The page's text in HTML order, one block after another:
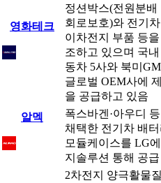
영화테크
정션박스(전원분배
회로보호)와 전기차
이차전지 부품 등을
조하고 있으며 국
동차 5사와 북미
글로벌 OEM사에
을 공급하고 있음
알멕
폭스바겐·아우디 등
채택한 전기차 배터
모듈케이스를 LG
지솔루션 통해 공급
2차전지 양극활물